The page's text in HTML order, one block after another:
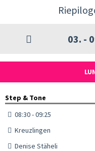
03. -
Step & Tone
08:30 - 09:25
Kreuzlingen
Denise Stäheli